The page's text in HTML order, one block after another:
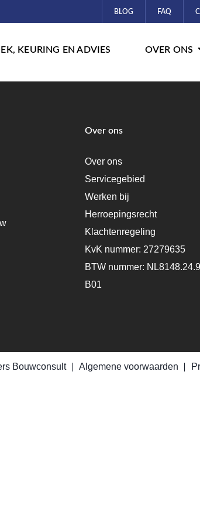
BLOG FAQ
KEURING EN ADVIES OVER ONS
Over ons
Over ons
Servicegebied
Werken bij
Herroepingsrecht
Klachtenregeling
KvK nummer: 27279635
BTW nummer:
B01
Bouwconsult Algemene voorwaarden